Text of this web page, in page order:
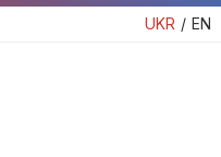
UKR EN